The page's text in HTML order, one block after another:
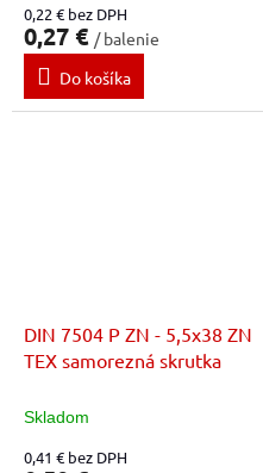
0,22 € bez DPH
0,27 € / balenie
Do košíka
DIN 7504 P ZN - 5,5x38 ZN
TEX samorezná skrutka
Skladom
0,41 € bez DPH